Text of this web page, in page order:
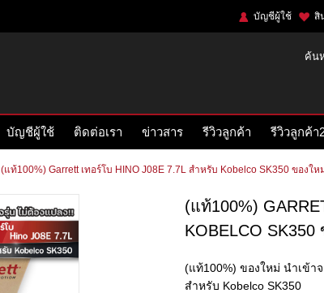
สิ
บัญชีผู้ใช้
ค้น
บัญชีผู้ใช้ ติดต่อเรา ข่าวสาร รีวิวลูกค้า รีวิวลูกค้า
(แท้100%) Garrett เทอร์โบ HINO J08E 7.7L สำหรับ Kobelco SK350 ของให
(แท้100%)
KOBELCO
(แท้100%) ของใหม่ นำเข้า
สำหรับ Kobelco SK350